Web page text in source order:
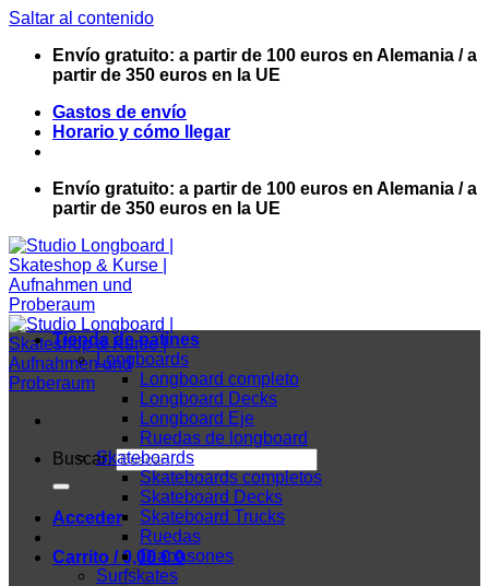
Saltar al contenido
Envío gratuito: a partir de 100 euros en Alemania / a
partir de 350 euros en la UE
Gastos de envío
Horario y cómo llegar
Envío gratuito: a partir de 100 euros en Alemania / a
partir de 350 euros en la UE
Buscar:
Acceder
Carrito /0,00€ 0
Tienda de patines
Longboards
Longboard completo
Longboard Decks
Longboard Eje
Ruedas de longboard
Skateboards
Skateboards completos
Skateboard Decks
Skateboard Trucks
Ruedas
Diapasones
Surfskates